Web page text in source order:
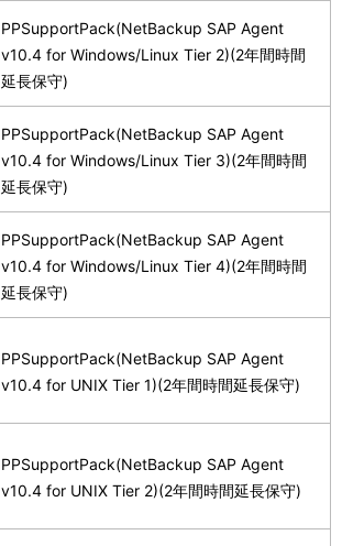
PPSupportPack(NetBackup SAP Agent
v10.4 for Windows/Linux Tier 2)(2年間時間
延長保守)
PPSupportPack(NetBackup SAP Agent
v10.4 for Windows/Linux Tier 3)(2年間時間
延長保守)
PPSupportPack(NetBackup SAP Agent
v10.4 for Windows/Linux Tier 4)(2年間時間
延長保守)
PPSupportPack(NetBackup SAP Agent
v10.4 for UNIX Tier 1)(2年間時間延長保守)
PPSupportPack(NetBackup SAP Agent
v10.4 for UNIX Tier 2)(2年間時間延長保守)